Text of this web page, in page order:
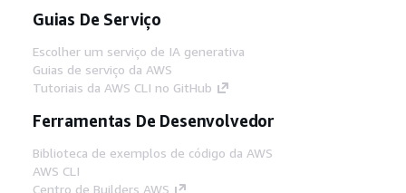
Guias De Serviço
Escolher um serviço de IA generativa
Guias de serviço da AWS
Tutoriais da AWS CLI no GitHub
Ferramentas De Desenvolvedor
Biblioteca de exemplos de código da AWS
AWS CLI
Centro de Builders AWS